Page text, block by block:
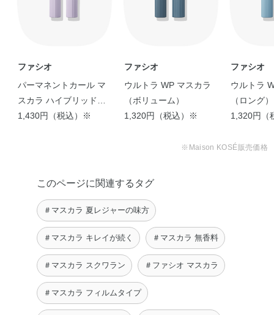
ファシオ
パーマネントカール マ
スカラ ハイブリッド
（ボリューム）
1,430円（税込）※
ファシオ
ウルトラ WP マスカラ
（ボリューム）
1,320円（税込）※
ファシオ
ウルトラ
（ロング）
1,320円（
※Maison KOSÉ販売価格
このページに関連するタグ
＃マスカラ 夏レジャーの味方
＃マスカラ キレイが続く ＃マスカラ 無香料
＃マスカラ スクワラン ＃ファシオ マスカラ
＃マスカラ フィルムタイプ